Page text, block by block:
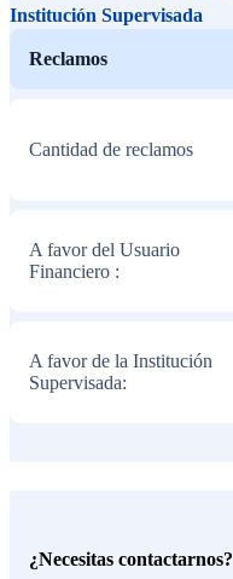
Institución Supervisada
Reclamos
Cantidad de reclamos
A favor del Usuario
Financiero :
A favor de la Institución
Supervisada:
¿Necesitas contactarnos?